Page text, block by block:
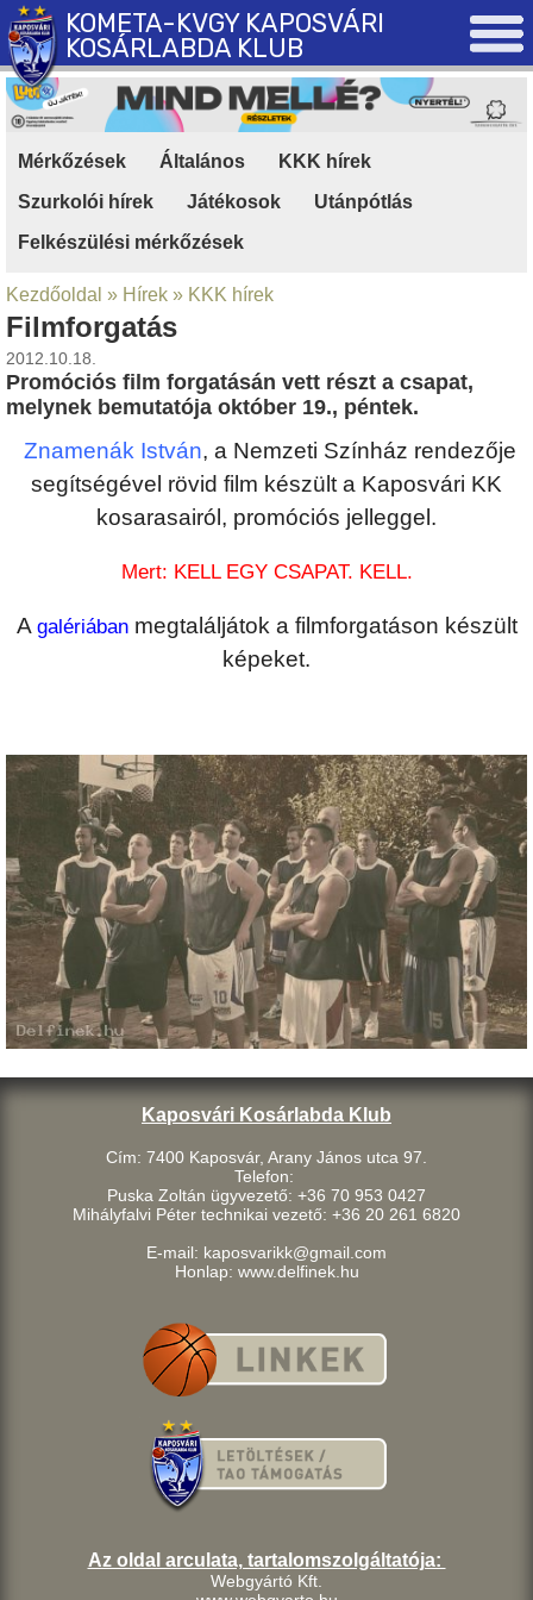
KOMETA-KVGY KAPOSVÁRI
KOSÁRLABDA KLUB
Mérkőzések Általános KKK hírek
Szurkolói hírek
Játékosok Utánpótlás
Felkészülési mérkőzések
Kezdőoldal » Hírek » KKK hírek
Filmforgatás
2012.10.18.
Promóciós film forgatásán vett részt a csapat,
melynek bemutatója október 19., péntek.
Znamenák István, a Nemzeti Színház rendezője
segítségével rövid film készült a Kaposvári KK
kosarasairól, promóciós jelleggel.
Mert: KELL EGY CSAPAT. KELL.
A galériábanmegtaláljátok a filmforgatáson készült
képeket.
Kaposvári Kosárlabda Klub
Cím: 7400 Kaposvár, Arany János utca 97.
Telefon:
Puska Zoltán ügyvezető: +36 70 953 0427
Mihályfalvi Péter technikai vezető: +36 20 261 6820
E-mail: kaposvarikk@gmail.com
Honlap: www.delfinek.hu
Az oldal arculata, tartalomszolgáltatója:
Webgyártó Kft.